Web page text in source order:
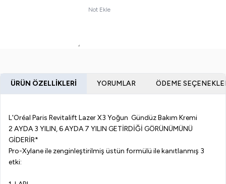
Not Ekle
ÜRÜN ÖZELLIKLERI YORUMLAR ÖDEME
L'Oréal Paris Revitalift Lazer X3 Yoğun Gündüz Bakım Kremi
2 AYDA 3 YILIN, 6 AYDA 7 YILIN GETİRDİĞİ GÖRÜNÜMÜNÜ
GİDERİR*
Pro-Xylane ile zenginleştirilmiş üstün formülü ile kanıtlanmış 3
etki: